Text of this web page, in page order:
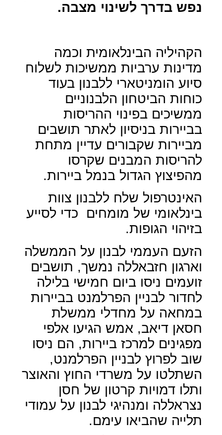
נפש בדרך לשינוי מצבה.
הקהיליה הבינלאומית וכמה
מדינות ערביות ממשיכות לשלוח
סיוע הומניטארי ללבנון בעוד
כוחות הביטחון הלבנוניים
ממשיכים בפינוי ההריסות
בביירות בניסיון לאתר תושבים
מביירות שקבורים עדיין מתחת
להריסות המבנים שקרסו
מהפיצוץ הגדול בנמל ביירות.
האינטרפול שלח ללבנון צוות
בינלאומי של מומחים
כדי לסייע
בזיהוי הגופות.
הזעם העממי לבנון על הממשלה
וארגון חזבאללה נמשך, תושבים
זועמים ניסו ביום חמישי בלילה
לחדור לבניין הפרלמנט בביירות
במחאה על מחדלי ממשלת
חסאן דיאב, אמש הגיעו אלפי
מפגינים למרכז ביירות, הם ניסו
שוב לפרוץ לבניין הפרלמנט,
השתלטו על משרדי החוץ והאוצר
ותלו דמויות קרטון של חסן
נצראללה ומנהיגי לבנון על עמודי
תלייה שהביאו עימם.